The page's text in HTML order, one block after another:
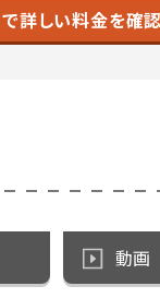
詳しい料金を確
動画